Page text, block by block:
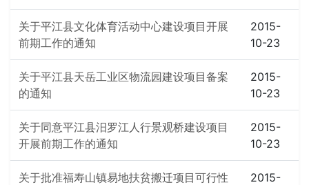
关于平江县文化体育活动中心建设项目开展
前期工作的通知
2015-
10-23
关于平江县天岳工业区物流园建设项目备案
的通知
2015-
10-23
关于同意平江县汨罗江人行景观桥建设项目
开展前期工作的通知
2015-
10-23
关于批准福寿山镇易地扶贫搬迁项目可行性
2015-